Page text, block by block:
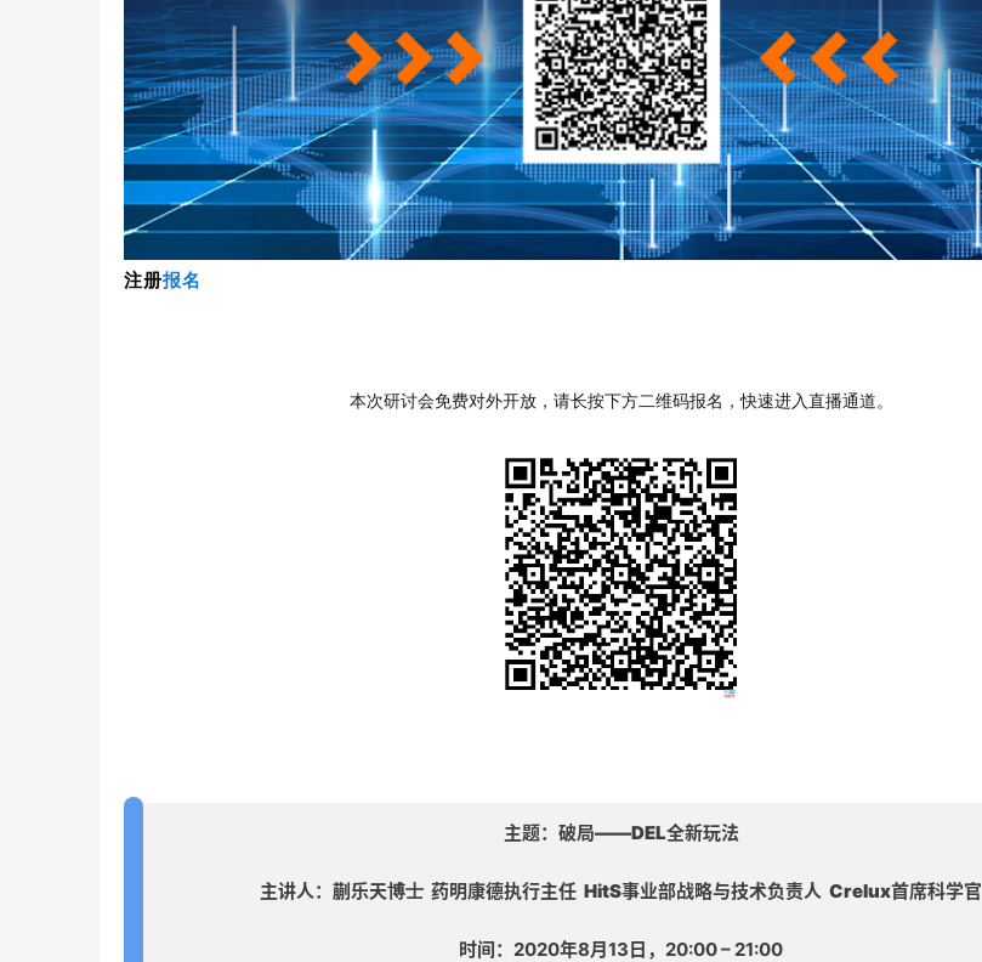
注册报名
本次研讨会免费对外开放，请长按下方二维码报名，快速进入直播通道。
主题：破局——DEL全新玩法
主讲人：蒯乐天博士 药明康德执行主任 HitS事业部战略与技术负责人 Crelux首席科学官
时间：2020年8月13日，20:00 – 21:00